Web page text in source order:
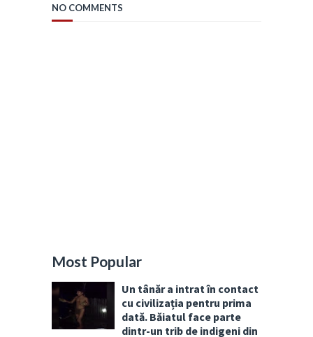
NO COMMENTS
Most Popular
Un tânăr a intrat în contact
cu civilizația pentru prima
dată. Băiatul face parte
dintr-un trib de indigeni din